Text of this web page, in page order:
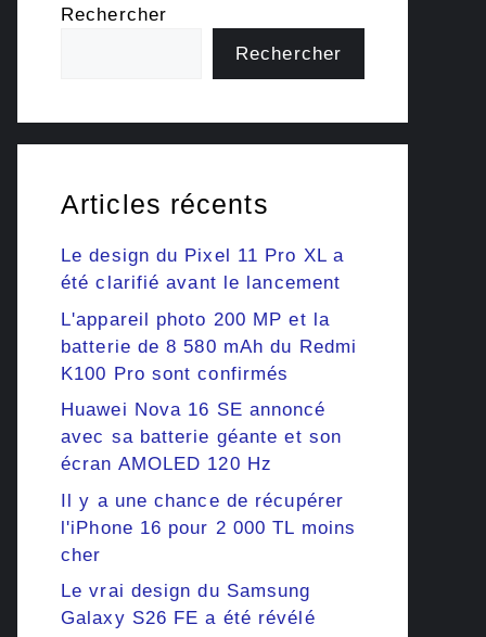
Rechercher
Rechercher
Articles récents
Le design du Pixel 11 Pro XL a
été clarifié avant le lancement
L'appareil photo 200 MP et la
batterie de 8 580 mAh du Redmi
K100 Pro sont confirmés
Huawei Nova 16 SE annoncé
avec sa batterie géante et son
écran AMOLED 120 Hz
Il y a une chance de récupérer
l'iPhone 16 pour 2 000 TL moins
cher
Le vrai design du Samsung
Galaxy S26 FE a été révélé